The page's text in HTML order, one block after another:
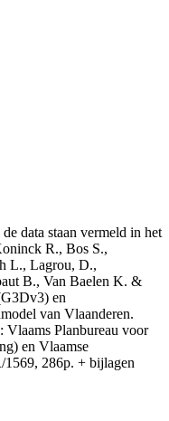
data staan vermeld in het
R., Bos S.,
L., Lagrou, D.,
B., Van Baelen K. &
en
van Vlaanderen.
Vlaams Planbureau voor
en Vlaamse
286p. + bijlagen